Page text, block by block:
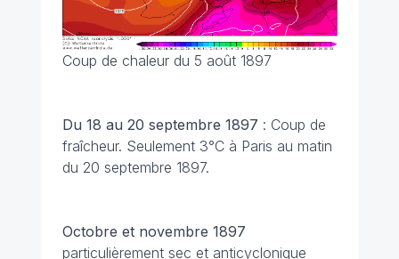
Coup de chaleur du 5 août 1897
Du 18 au 20 septembre 1897 : Coup de
fraîcheur. Seulement 3°C à Paris au matin
du 20 septembre 1897.
Octobre et novembre 1897
particulièrement sec et anticyclonique